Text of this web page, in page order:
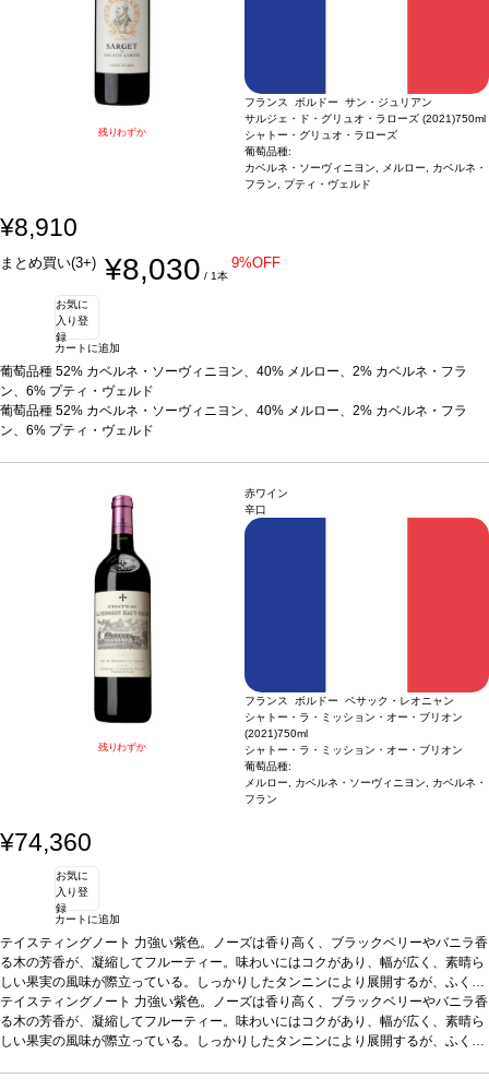
残りわずか
フランス ボルドー サン・ジュリアン
サルジェ・ド・グリュオ・ラローズ (2021)750ml
シャトー・グリュオ・ラローズ
葡萄品種:
カベルネ・ソーヴィニヨン, メルロー, カベルネ・
フラン, プティ・ヴェルド
¥8,910
まとめ買い(3+) ¥8,030 / 1本
9%OFF
お気に
入り登
録
カートに追加
葡萄品種 52% カベルネ・ソーヴィニヨン、40% メルロー、2% カベルネ・フラ
ン、6% プティ・ヴェルド
葡萄品種 52% カベルネ・ソーヴィニヨン、40% メルロー、2% カベルネ・フラ
ン、6% プティ・ヴェルド
残りわずか
赤ワイン
辛口
フランス ボルドー ペサック・レオニャン
シャトー・ラ・ミッション・オー・ブリオン
(2021)750ml
シャトー・ラ・ミッション・オー・ブリオン
葡萄品種:
メルロー, カベルネ・ソーヴィニヨン, カベルネ・
フラン
¥74,360
お気に
入り登
録
カートに追加
テイスティングノート 力強い紫色。ノーズは香り高く、ブラックベリーやバニラ香
る木の芳香が、凝縮してフルーティー。味わいにはコクがあり、幅が広く、素晴ら
しい果実の風味が際立っている。しっかりしたタンニンにより展開するが、ふくよ
かでビロードのように滑らかで、風味は豊か。爽やかで、素晴らしく長い余韻を感
じる。芳醇で見事な後味が続く。葡萄品種47.9% メルロー、45.8% カベルネ・ソ
ーヴィニヨン、6.3% カベルネ・フラン
テイスティングノート 力強い紫色。ノーズは香り高く、ブラックベリーやバニラ香
る木の芳香が、凝縮してフルーティー。味わいにはコクがあり、幅が広く、素晴ら
しい果実の風味が際立っている。しっかりしたタンニンにより展開するが、ふくよ